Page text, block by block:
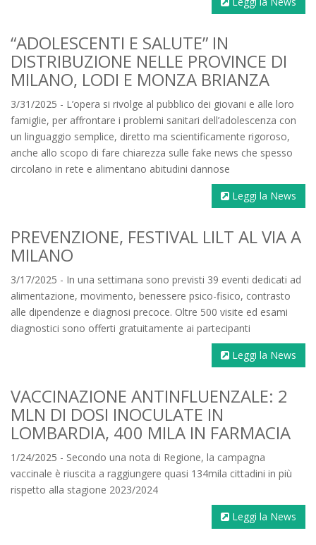
“ADOLESCENTI E SALUTE” IN
DISTRIBUZIONE NELLE PROVINCE DI
MILANO, LODI E MONZA BRIANZA
3/31/2025 - L’opera si rivolge al pubblico dei giovani e alle loro
famiglie, per affrontare i problemi sanitari dell’adolescenza con
un linguaggio semplice, diretto ma scientificamente rigoroso,
anche allo scopo di fare chiarezza sulle fake news che spesso
circolano in rete e alimentano abitudini dannose
Leggi la News
PREVENZIONE, FESTIVAL LILT AL VIA A
MILANO
3/17/2025 - In una settimana sono previsti 39 eventi dedicati ad
alimentazione, movimento, benessere psico-fisico, contrasto
alle dipendenze e diagnosi precoce. Oltre 500 visite ed esami
diagnostici sono offerti gratuitamente ai partecipanti
Leggi la News
VACCINAZIONE ANTINFLUENZALE: 2
MLN DI DOSI INOCULATE IN
LOMBARDIA, 400 MILA IN FARMACIA
1/24/2025 - Secondo una nota di Regione, la campagna
vaccinale è riuscita a raggiungere quasi 134mila cittadini in più
rispetto alla stagione 2023/2024
Leggi la News